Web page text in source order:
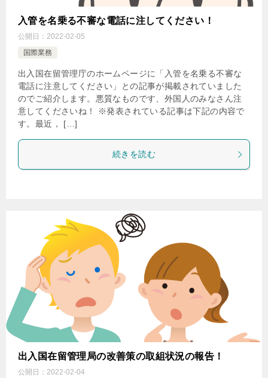
入管を名乗る不審な電話に注してください！
公開日： 2022-02-05
国際業務
出入国在留管理庁のホームページに「入管を名乗る不審な
電話に注意してください」との記事が掲載されていました
のでご紹介します。悪質なものです、外国人のみなさん注
意してくださいね！ ※発表されている記事は下記の内容で
す。最近， […]
続きを読む
出入国在留管理局の改善策の取組状況の報告！
公開日： 2022-02-04